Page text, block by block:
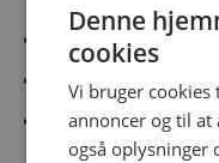
Cateringmesse Nord
Cateringmesse Syd
Cateringmesse Thy
Denne
cookies
Vi bruger
annoncer og til at
også oplysninger